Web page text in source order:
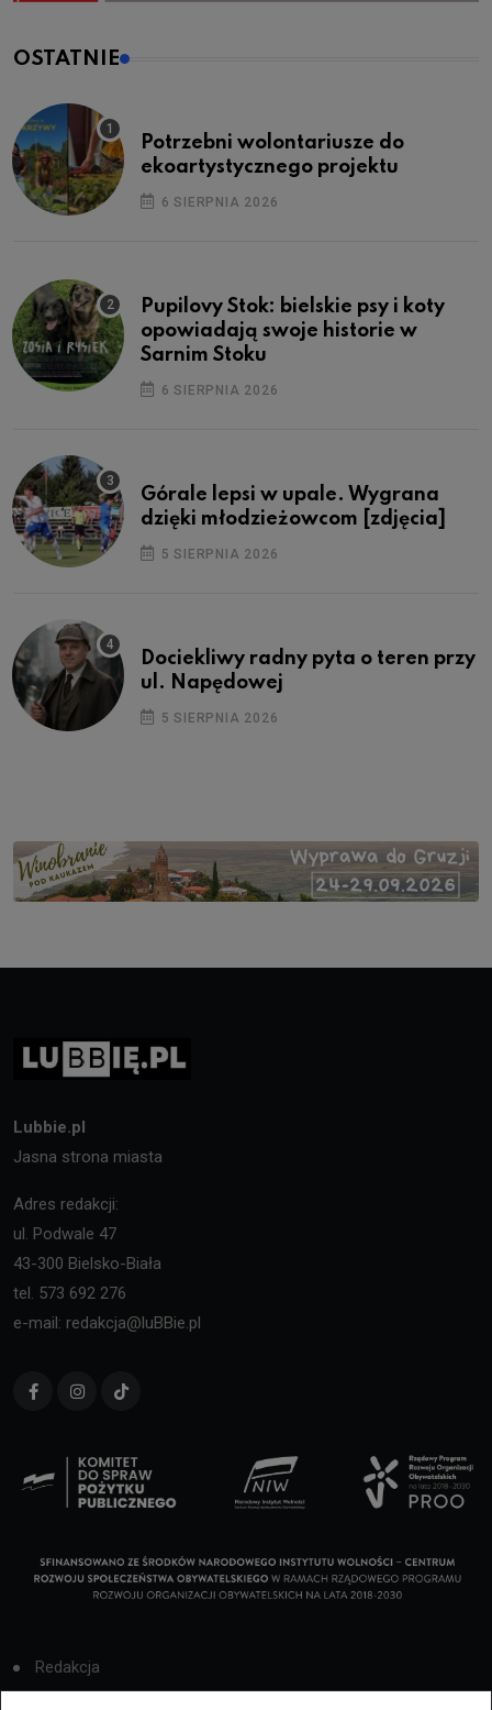
OSTATNIE
Potrzebni wolontariusze do
ekoartystycznego projektu
6 SIERPNIA 2026
Pupilovy Stok: bielskie psy i koty
opowiadają swoje historie w
Sarnim Stoku
6 SIERPNIA 2026
Górale lepsi w upale. Wygrana
dzięki młodzieżowcom [zdjęcia]
5 SIERPNIA 2026
Dociekliwy radny pyta o teren przy
ul. Napędowej
5 SIERPNIA 2026
Lubbie.pl
Jasna strona miasta
Adres redakcji:
ul. Podwale 47
43-300 Bielsko-Biała
tel. 573 692 276
e-mail: redakcja@luBBie.pl
Redakcja